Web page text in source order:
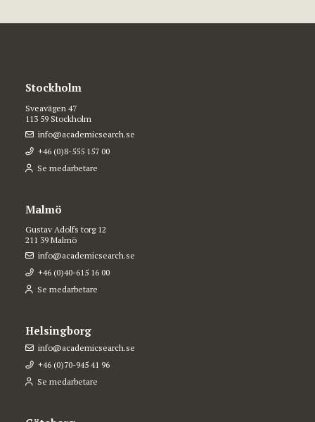
Stockholm
Sveavägen 47
113 59 Stockholm
info@academicsearch.se
+46 (0)8-555 157 00
Se medarbetare
Malmö
Gustav Adolfs torg 12
211 39 Malmö
info@academicsearch.se
+46 (0)40-615 16 00
Se medarbetare
Helsingborg
info@academicsearch.se
+46 (0)70-945 41 96
Se medarbetare